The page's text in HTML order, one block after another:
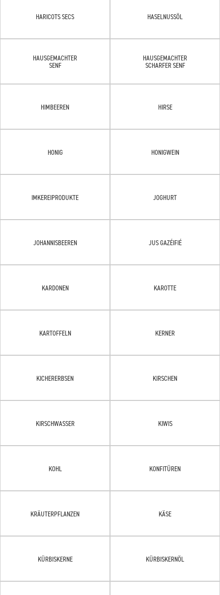
HARICOTS SECS HASELNUSSÖL
HAUSGEMACHTER
SENF
HAUSGEMACHTER
SCHARFER SENF
HIMBEEREN HIRSE
HONIG HONIGWEIN
IMKEREIPRODUKTE JOGHURT
JOHANNISBEEREN JUS GAZÉIFIÉ
KARDONEN KAROTTE
KARTOFFELN KERNER
KICHERERBSEN KIRSCHEN
KIRSCHWASSER KIWIS
KOHL KONFITÜREN
KRÄUTERPFLANZEN KÄSE
KÜRBISKERNE KÜRBISKERNÖL